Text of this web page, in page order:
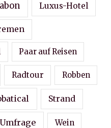
Luxus-Hotel
Paar auf Reisen
Radtour Robben
Strand
Umfrage Wein